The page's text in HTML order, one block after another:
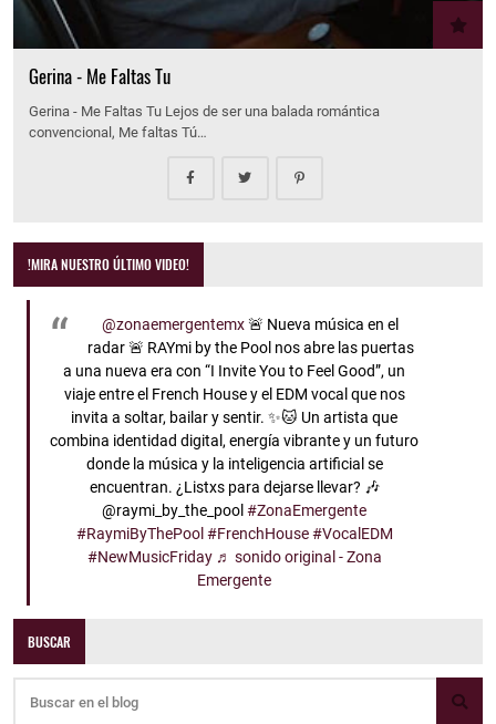
Gerina - Me Faltas Tu
Gerina - Me Faltas Tu Lejos de ser una balada romántica
convencional, Me faltas Tú…
!MIRA NUESTRO ÚLTIMO VIDEO!
@zonaemergentemx🚨 Nueva música en el
radar 🚨 RAYmi by the Pool nos abre las puertas
a una nueva era con “I Invite You to Feel Good”, un
viaje entre el French House y el EDM vocal que nos
invita a soltar, bailar y sentir. ✨🐱 Un artista que
combina identidad digital, energía vibrante y un futuro
donde la música y la inteligencia artificial se
encuentran. ¿Listxs para dejarse llevar? 🎶
@raymi_by_the_pool#ZonaEmergente
#RaymiByThePool #FrenchHouse #VocalEDM
#NewMusicFriday ♬ sonido original - Zona
Emergente
BUSCAR